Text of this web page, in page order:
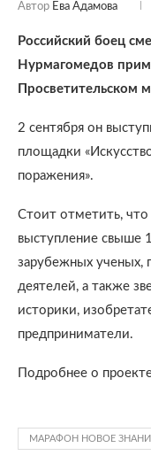
Автор Ева Адамова
Российский боец
Нурмагомедов
Просветительском
2 сентября он
площадки
поражения».
Стоит отметить, что
выступление свыше
зарубежных ученых,
деятелей, а также
историки,
предприниматели.
Подробнее о
МАРАФОН НОВОЕ